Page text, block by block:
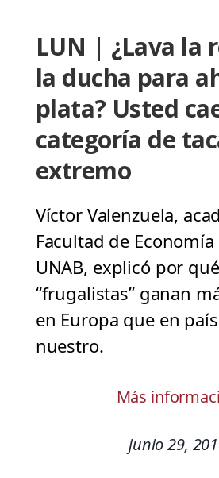
LUN | ¿Lava la
la ducha para
plata? Usted
categoría de
extremo
Víctor Valenzuela,
Facultad de
UNAB, explicó por
“frugalistas” ganan
en Europa que en
nuestro.
Más
junio 29,